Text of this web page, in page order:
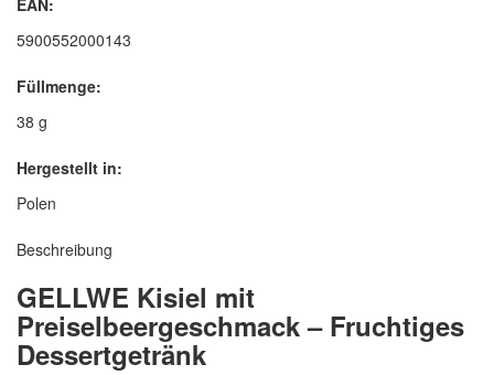
EAN:
5900552000143
Füllmenge:
38 g
Hergestellt in:
Polen
Beschreibung
GELLWE Kisiel mit
Preiselbeergeschmack – Fruchtiges
Dessertgetränk